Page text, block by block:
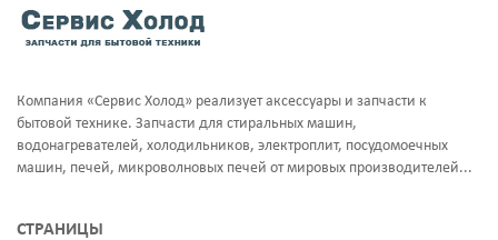
Компания «Сервис Холод» реализует аксессуары и запчасти к
бытовой технике. Запчасти для стиральных машин,
водонагревателей, холодильников, электроплит, посудомоечных
машин, печей, микроволновых печей от мировых производителей...
СТРАНИЦЫ